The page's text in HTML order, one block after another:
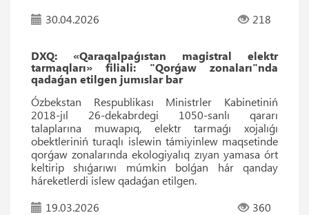
30.04.2026
218
DXQ: «Qaraqalpaǵıstan magistral elektr
tarmaqları» filiali: "Qorǵaw zonaları"nda
qadaǵan etilgen jumıslar bar
Ózbekstan Respublikası Ministrler Kabinetiniń
2018-jıl 26-dekabrdegi 1050-sanlı qararı
talaplarına muwapıq, elektr tarmaǵı xojalıǵı
obektleriniń turaqlı islewin támiyinlew maqsetinde
qorǵaw zonalarında ekologiyalıq zıyan yamasa órt
keltirip shıǵarıwı múmkin bolǵan hár qanday
háreketlerdi islew qadaǵan etilgen.
19.03.2026
360